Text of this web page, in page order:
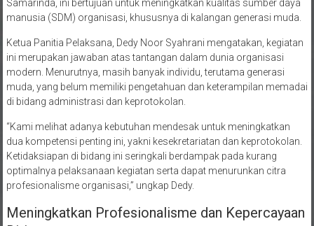
Samarinda, ini bertujuan untuk meningkatkan kualitas sumber daya
manusia (SDM) organisasi, khususnya di kalangan generasi muda.
Ketua Panitia Pelaksana, Dedy Noor Syahrani mengatakan, kegiatan
ini merupakan jawaban atas tantangan dalam dunia organisasi
modern. Menurutnya, masih banyak individu, terutama generasi
muda, yang belum memiliki pengetahuan dan keterampilan memadai
di bidang administrasi dan keprotokolan.
“Kami melihat adanya kebutuhan mendesak untuk meningkatkan
dua kompetensi penting ini, yakni kesekretariatan dan keprotokolan.
Ketidaksiapan di bidang ini seringkali berdampak pada kurang
optimalnya pelaksanaan kegiatan serta dapat menurunkan citra
profesionalisme organisasi,” ungkap Dedy.
Meningkatkan Profesionalisme dan Kepercayaan